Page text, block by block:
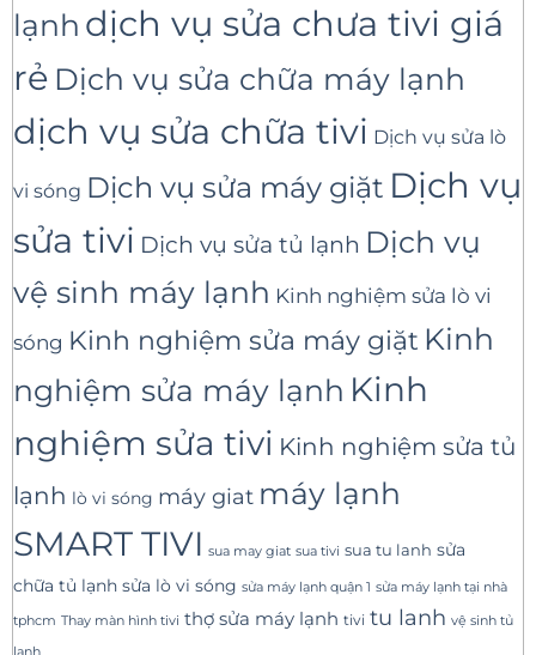
lạnh dịch vụ sửa chưa tivi giá
rẻ Dịch vụ sửa chữa máy lạnh
dịch vụ sửa chữa tivi Dịch vụ sửa lò
vi sóng Dịch vụ sửa máy giặt Dịch vụ
sửa tivi Dịch vụ sửa tủ lạnh Dịch vụ
vệ sinh máy lạnh Kinh nghiệm sửa lò vi
sóng Kinh nghiệm sửa máy giặt Kinh
nghiệm sửa máy lạnh Kinh
nghiệm sửa tivi Kinh nghiệm sửa tủ
lạnh lò vi sóng máy giat máy lạnh
SMART TIVI sua may giat sua tivi sua tu lanh sửa
chữa tủ lạnh sửa lò vi sóng sửa máy lạnh quận 1 sửa máy lạnh tại nhà
tphcm Thay màn hình tivi thợ sửa máy lạnh tivi tu lanh vệ sinh tủ
lạnh